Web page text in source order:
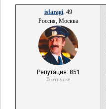
isfaragi, 49
Россия, Москва
Репутация: 851
В отпуске